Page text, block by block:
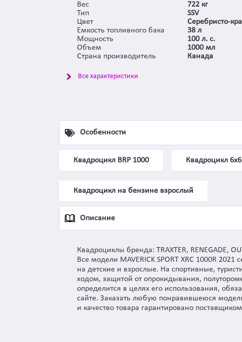
Вес
722 кг
Тип
SSV
Цвет
Серебристо-
Емкость топливного бака
38 л
Мощность
100 л. с.
Объем
1000 мл
Страна производитель
Канада
Все характеристики
Особенности
Квадроцикл BRP 1000 Квадроцикл 6х6
Квадроцикл на бензине взрослый
Описание
Квадроциклы бренда: TRAXTER, RENEGADE,
Все модели MAVERICK SPORT XRC 1000R
на детские и взрослые. На спортивные,
ходом, защитой от опрокидывания,
определится в целях его использования,
сайте. Заказать любую понравившеюся
и качество товара гарантировано